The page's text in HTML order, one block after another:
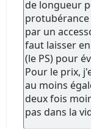
de longueur
par un
faut laisser
(le PS) pour
Pour le prix,
au moins
deux fois
pas dans la